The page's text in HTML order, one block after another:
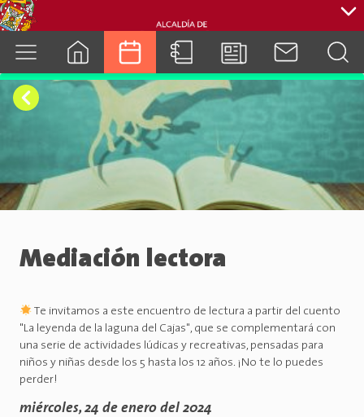
cuenca.gob.ec
Mediación lectora
Te invitamos a este encuentro de lectura a partir del cuento
"La leyenda de la laguna del Cajas", que se complementará con
una serie de actividades lúdicas y recreativas, pensadas para
niños y niñas desde los 5 hasta los 12 años. ¡No te lo puedes
perder!
miércoles, 24 de enero del 2024